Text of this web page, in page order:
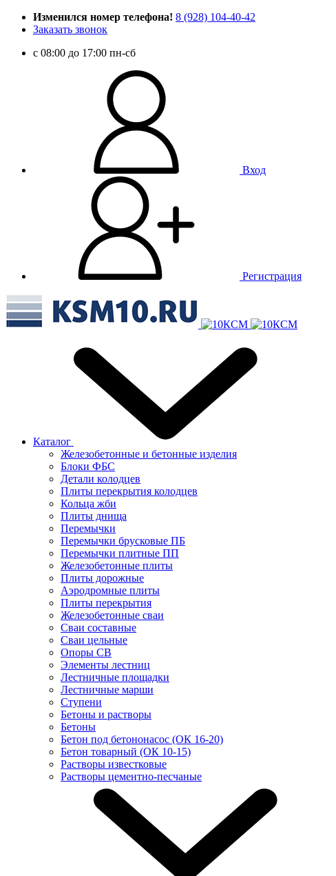
Изменился номер телефона! 8 (928) 104-40-42
Заказать звонок
c 08:00 до 17:00 пн-сб
Вход
Регистрация
Каталог
Железобетонные и бетонные изделия
Блоки ФБС
Детали колодцев
Плиты перекрытия колодцев
Кольца жби
Плиты днища
Перемычки
Перемычки брусковые ПБ
Перемычки плитные ПП
Железобетонные плиты
Плиты дорожные
Аэродромные плиты
Плиты перекрытия
Железобетонные сваи
Сваи составные
Сваи цельные
Опоры СВ
Элементы лестниц
Лестничные площадки
Лестничные марши
Ступени
Бетоны и растворы
Бетоны
Бетон под бетононасос (ОК 16-20)
Бетон товарный (ОК 10-15)
Растворы известковые
Растворы цементно-песчаные